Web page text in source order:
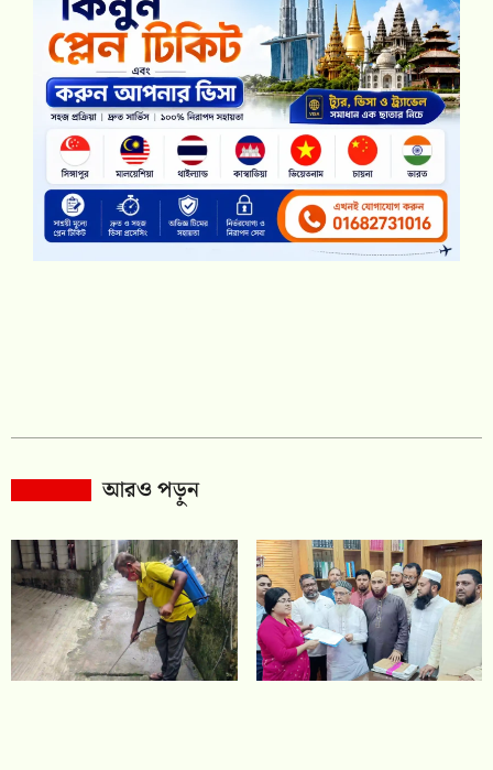
আরও পড়ুন